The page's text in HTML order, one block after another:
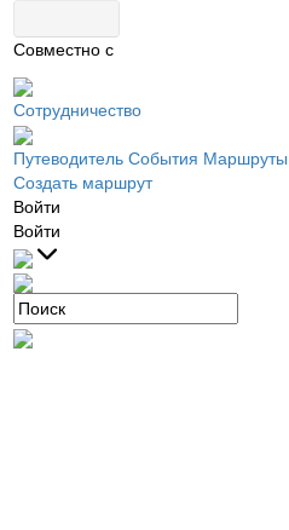
Совместно с
Сотрудничество
Путеводитель События Маршруты
Создать маршрут
Войти
Войти